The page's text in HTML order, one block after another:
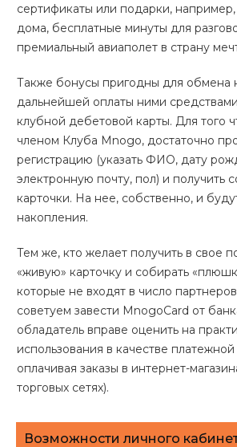
сертификаты или подарки, например,
дома, бесплатные минуты для
премиальный авиаполет в страну
Также бонусы пригодны для обмена
дальнейшей оплаты ними
клубной дебетовой карты. Для того
членом Клуба Mnogo, достаточно
регистрацию (указать ФИО, дату
электронную почту, пол) и получить
карточки. На нее, собственно, и
накопления.
Тем же, кто желает получить в свое
«живую» карточку и собирать
которые не входят в число
советуем завести MnogoCard от
обладатель вправе оценить на
использования в качестве
оплачивая заказы в интернет-
торговых сетях).
Возможности личного